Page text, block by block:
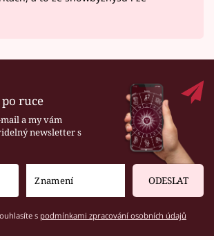
ruce
a my vám
newsletter s
ODESLAT
s podmínkami zpracování osobních údajů